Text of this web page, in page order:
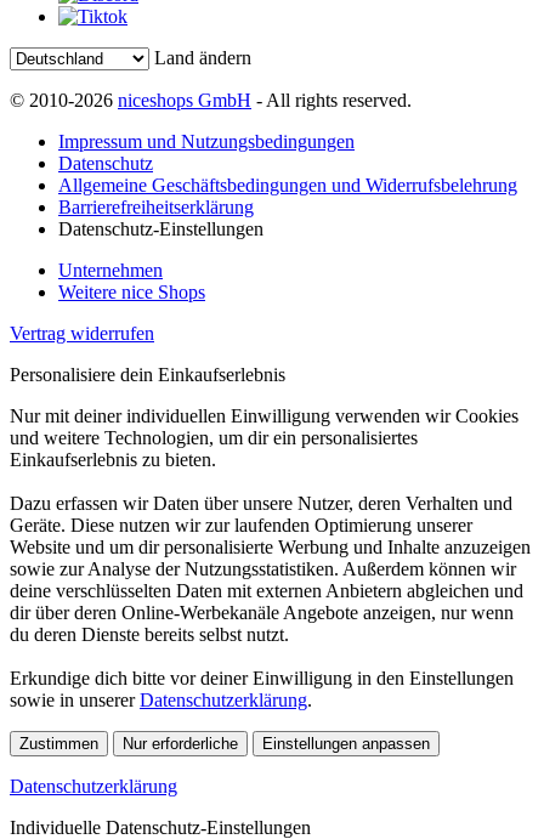
Land ändern
© 2010-2026 niceshops GmbH - All rights reserved.
Impressum und Nutzungsbedingungen
Datenschutz
Allgemeine Geschäftsbedingungen und Widerrufsbelehrung
Barrierefreiheitserklärung
Datenschutz-Einstellungen
Unternehmen
Weitere nice Shops
Vertrag widerrufen
Personalisiere dein Einkaufserlebnis
Nur mit deiner individuellen Einwilligung verwenden wir Cookies
und weitere Technologien, um dir ein personalisiertes
Einkaufserlebnis zu bieten.
Dazu erfassen wir Daten über unsere Nutzer, deren Verhalten und
Geräte. Diese nutzen wir zur laufenden Optimierung unserer
Website und um dir personalisierte Werbung und Inhalte anzuzeigen
sowie zur Analyse der Nutzungsstatistiken. Außerdem können wir
deine verschlüsselten Daten mit externen Anbietern abgleichen und
dir über deren Online-Werbekanäle Angebote anzeigen, nur wenn
du deren Dienste bereits selbst nutzt.
Erkundige dich bitte vor deiner Einwilligung in den Einstellungen
sowie in unsererDatenschutzerklärung.
Zustimmen Nur erforderliche Einstellungen anpassen
Datenschutzerklärung
Individuelle Datenschutz-Einstellungen